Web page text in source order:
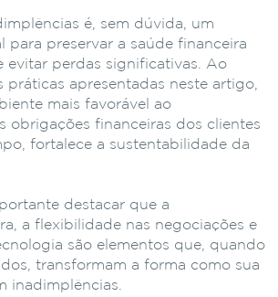
é, sem dúvida, um
para preservar a saúde financeira
evitar perdas significativas. Ao
práticas apresentadas neste artigo,
mais favorável ao
obrigações financeiras dos clientes
fortalece a sustentabilidade da
destacar que a
a flexibilidade nas negociações e
são elementos que, quando
transformam a forma como sua
inadimplências.